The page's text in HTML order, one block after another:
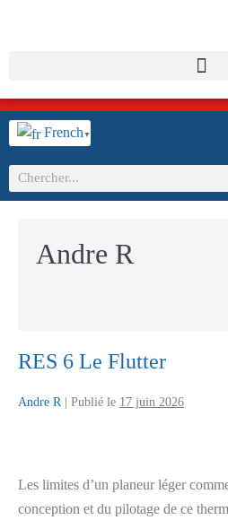
French ▼
Andre R
RES 6 Le Flutter
Andre R Publié le 17 juin 2026
Les limites d’un planeur léger
conception et du pilotage de ce